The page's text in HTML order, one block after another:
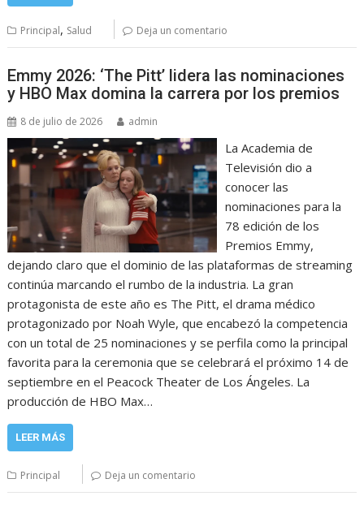
Principal, Salud Deja un comentario
Emmy 2026: ‘The Pitt’ lidera las nominaciones
y HBO Max domina la carrera por los premios
8 de julio de 2026 admin
La Academia de
Televisión dio a
conocer las
nominaciones para la
78 edición de los
Premios Emmy,
dejando claro que el dominio de las plataformas de streaming
continúa marcando el rumbo de la industria. La gran
protagonista de este año es The Pitt, el drama médico
protagonizado por Noah Wyle, que encabezó la competencia
con un total de 25 nominaciones y se perfila como la principal
favorita para la ceremonia que se celebrará el próximo 14 de
septiembre en el Peacock Theater de Los Ángeles. La
producción de HBO Max…
LEER MÁS
Principal Deja un comentario